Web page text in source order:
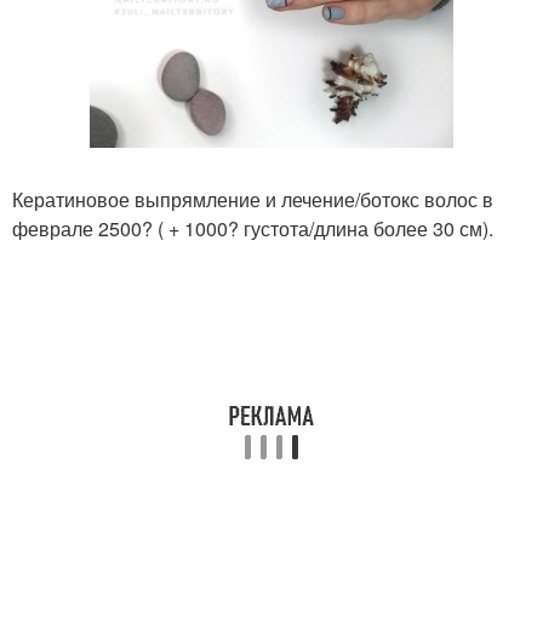
Кератиновое выпрямление и лечение/ботокс волос в
феврале 2500? ( + 1000? густота/длина более 30 см).